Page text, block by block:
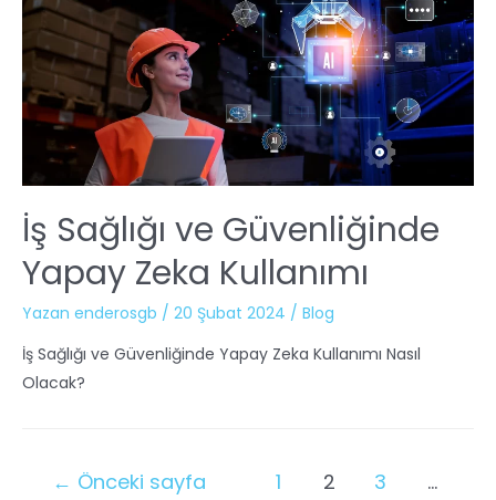
İş Sağlığı ve Güvenliğinde
Yapay Zeka Kullanımı
Yazan enderosgb / 20 Şubat 2024 / Blog
İş Sağlığı ve Güvenliğinde Yapay Zeka Kullanımı Nasıl
Olacak?
← Önceki sayfa 1 2 3
…